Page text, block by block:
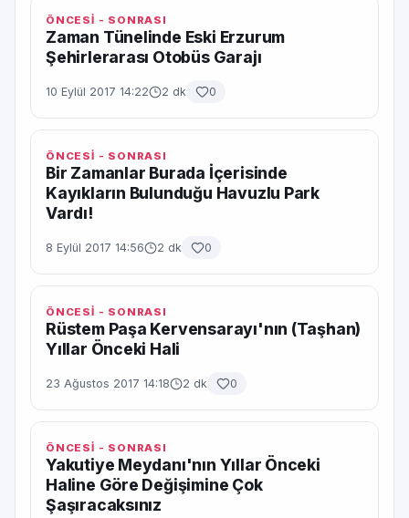
ÖNCESİ - SONRASI
Zaman Tünelinde Eski Erzurum
Şehirlerarası Otobüs Garajı
10 Eylül 2017 14:22 2 dk 0
ÖNCESİ - SONRASI
Bir Zamanlar Burada İçerisinde
Kayıkların Bulunduğu Havuzlu Park
Vardı!
8 Eylül 2017 14:56 2 dk 0
ÖNCESİ - SONRASI
Rüstem Paşa Kervensarayı'nın (Taşhan)
Yıllar Önceki Hali
23 Ağustos 2017 14:18 2 dk 0
ÖNCESİ - SONRASI
Yakutiye Meydanı'nın Yıllar Önceki
Haline Göre Değişimine Çok
Şaşıracaksınız